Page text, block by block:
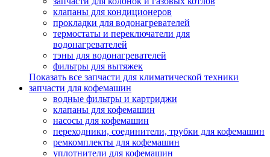
клапаны для кондиционеров
прокладки для водонагревателей
термостаты и переключатели для
водонагревателей
тэны для водонагревателей
фильтры для вытяжек
Показать все запчасти для климатической техники
запчасти для кофемашин
водные фильтры и картриджи
клапаны для кофемашин
насосы для кофемашин
переходники, соединители, трубки для кофемашин
ремкомплекты для кофемашин
уплотнители для кофемашин